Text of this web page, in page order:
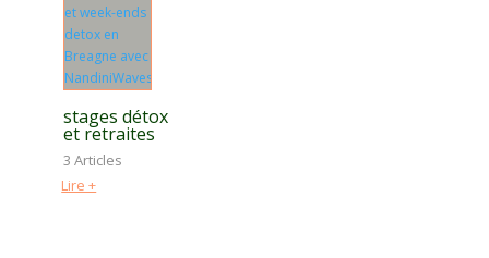
stages détox
et retraites
3 Articles
Lire +